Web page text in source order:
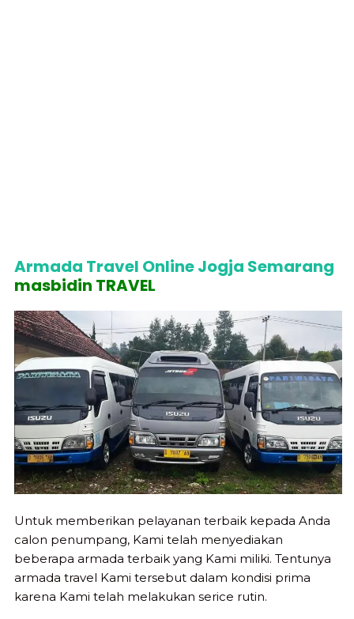
Armada Travel Online Jogja Semarang
masbidin TRAVEL
Untuk memberikan pelayanan terbaik kepada Anda
calon penumpang, Kami telah menyediakan
beberapa armada terbaik yang Kami miliki. Tentunya
armada travel Kami tersebut dalam kondisi prima
karena Kami telah melakukan serice rutin.